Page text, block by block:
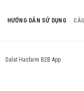
HƯỚNG DẪN SỬ DỤNG
Dalat Hasfarm B2B App